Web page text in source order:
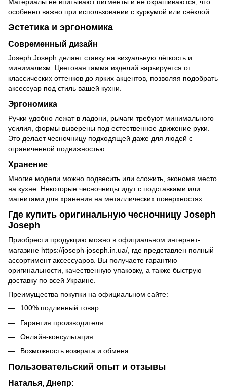
особенно важно при использовании с куркумой или свёклой.
Эстетика и эргономика
Современный дизайн
Joseph Joseph делает ставку на визуальную лёгкость и
минимализм. Цветовая гамма изделий варьируется от
классических оттенков до ярких акцентов, позволяя подобрать
аксессуар под стиль вашей кухни.
Эргономика
Ручки удобно лежат в ладони, рычаги требуют минимального
усилия, формы выверены под естественное движение руки.
Это делает чесночницу подходящей даже для людей с
ограниченной подвижностью.
Хранение
Многие модели можно подвесить или сложить, экономя место
на кухне. Некоторые чесночницы идут с подставками или
магнитами для хранения на металлических поверхностях.
Где купить оригинальную чесночницу Joseph
Joseph
Приобрести продукцию можно в официальном интернет-
магазине https://joseph-joseph.in.ua/ , где представлен полный
ассортимент аксессуаров. Вы получаете гарантию
оригинальности, качественную упаковку, а также быструю
доставку по всей Украине.
Преимущества покупки на официальном сайте:
100% подлинный товар
Гарантия производителя
Онлайн-консультация
Возможность возврата и обмена
Пользовательский опыт и отзывы
Наталья, Днепр: